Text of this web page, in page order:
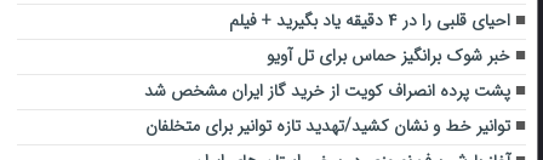
احیای قلبی را در ۴ دقیقه یاد بگیرید + فیلم
خبر شوک برانگیز حماس برای تل آویو
پشت پرده انصراف کویت از خرید گاز ایران مشخص شد
توانیر خط و نشان کشید/تهدید تازه توانیر برای متخلفان